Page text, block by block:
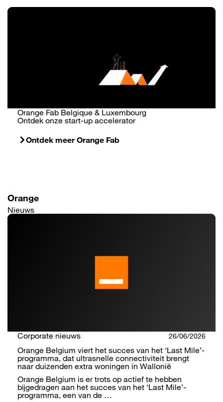
Orange Fab Belgique & Luxembourg
Ontdek onze start-up accelerator
Ontdek meer Orange Fab
Orange
Nieuws
Corporate nieuws 26/06/2026
Orange Belgium viert het succes van het ‘Last Mile’-
programma, dat ultrasnelle connectiviteit brengt
naar duizenden extra woningen in Wallonië
Orange Belgium is er trots op actief te hebben
bijgedragen aan het succes van het ‘Last Mile’-
programma, een van de …